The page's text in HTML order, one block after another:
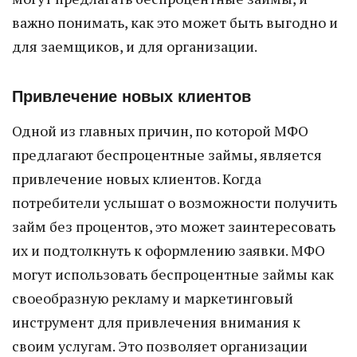
важно понимать, как это может быть выгодно и
для заемщиков, и для организации.
Привлечение новых клиентов
Одной из главных причин, по которой МФО
предлагают беспроцентные займы, является
привлечение новых клиентов. Когда
потребители услышат о возможности получить
займ без процентов, это может заинтересовать
их и подтолкнуть к оформлению заявки. МФО
могут использовать беспроцентные займы как
своеобразную рекламу и маркетинговый
инструмент для привлечения внимания к
своим услугам. Это позволяет организации